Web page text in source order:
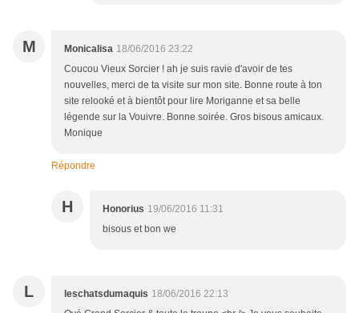
M Monicalisa 18/06/2016 23:22
Coucou Vieux Sorcier ! ah je suis ravie d'avoir de tes
nouvelles, merci de ta visite sur mon site. Bonne route à ton
site relooké et à bientôt pour lire Moriganne et sa belle
légende sur la Vouivre. Bonne soirée. Gros bisous amicaux.
Monique
Répondre
H Honorius 19/06/2016 11:31
bisous et bon we
L leschatsdumaquis 18/06/2016 22:13